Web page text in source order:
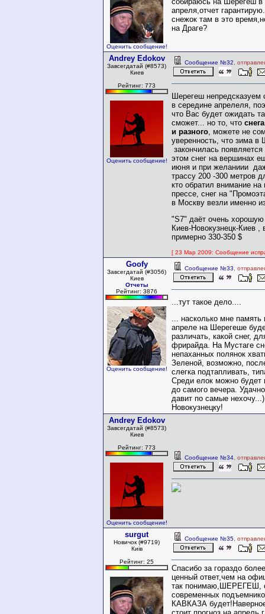
Оценить сообщение!
апреля,отчет
снежок там в это
на Драге?
Andrey Edokov
Завсегдатай (#8573)
Киев
Рейтинг: 773
Оценить сообщение!
Сообщение №32 ,
Шерегеш непредсказуем
в середине апрелеля,
что Вас будет ожидать
сможет... но то, что
и разного , можете не
уверенность, что зима в
закончилась
этом снег на вершинах
июня и при желаниии
трассу 200 -300 метров
кто обратил внимание
прессе, снег на
в Москву везли именно
"S7" даёт очень
Киев-Новокузнецк-Киев
примерно 330-350 $
[ 23 Мар 2009: Сообщение
Goofy
Завсегдатай (#3056)
Киев
Отчеты
Рейтинг: 3876
Оценить сообщение!
Сообщение №33 ,
...тут такое дело....
... насколько мне память
апреле на Шерегеше
различать, какой снег,
фрирайда. На Мустаге
непаханных полянок
Зеленой, возможно,
слегка подтапливать,
Среди елок можно будет
до самого вечера.
давит по самые
Новокузнецку!
Andrey Edokov
Завсегдатай (#8573)
Киев
Рейтинг: 773
Оценить сообщение!
Сообщение №34 ,
surgut
Новичок (#9719)
Киiв
Рейтинг: 25
Сообщение №35 ,
Спасибо за гораздо
ценный ответ,чем на
так понимаю,ШЕРЕГЕШ,
современных
КАВКАЗА